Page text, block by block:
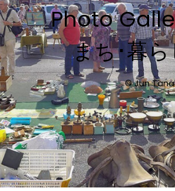
Photo
まち･暮
© Jun